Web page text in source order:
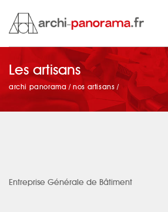
Les artisans
archi panorama /nos artisans /
Entreprise Générale de Bâtiment